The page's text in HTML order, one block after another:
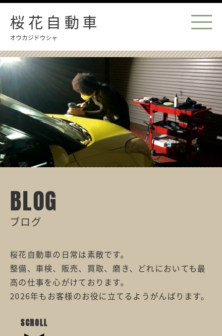
桜花自動車
オウカジドウシャ
BLOG
ブログ
桜花自動車の日常は素敵です。
整備、車検、販売、買取、磨き、どれにおいても最
高の仕事を心がけております。
2026年もお客様のお役に立てるようがんばります。
SCROLL